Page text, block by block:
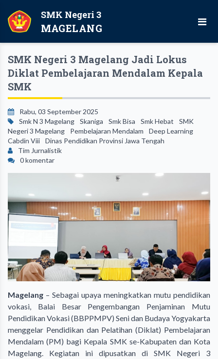
SMK Negeri 3
MAGELANG
SMK Negeri 3 Magelang Jadi Lokus
Diklat Pembelajaran Mendalam Kepala
SMK
Rabu, 03 September 2025
Smk N 3 Magelang
Skaniga Smk Bisa Smk Hebat
SMK
Negeri 3 Magelang
Pembelajaran Mendalam
Deep Learning
Cabdin Viii
Dinas Pendidikan Provinsi Jawa Tengah
Tim Jurnalistik
0 komentar
Magelang – Sebagai upaya meningkatkan mutu pendidikan
vokasi, Balai Besar Pengembangan Penjaminan Mutu
Pendidikan Vokasi (BBPPMPV) Seni dan Budaya Yogyakarta
menggelar Pendidikan dan Pelatihan (Diklat) Pembelajaran
Mendalam (PM) bagi Kepala SMK se-Kabupaten dan Kota
Magelang. Kegiatan ini dipusatkan di SMK Negeri 3